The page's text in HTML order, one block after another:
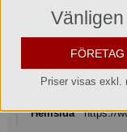
Villeroy & Boch
Konsumentkontakt
Villeroy & Boch
Hemsida
https://
FÖRETAG
Priser visas exkl.